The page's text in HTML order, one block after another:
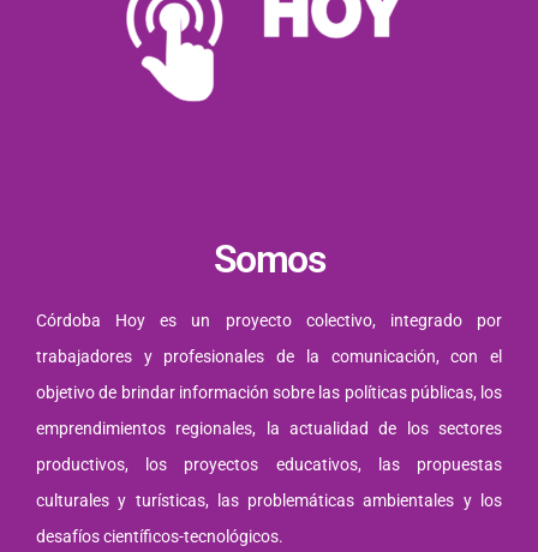
Somos
Córdoba Hoy es un proyecto colectivo, integrado por
trabajadores y profesionales de la comunicación, con el
objetivo de brindar información sobre las políticas públicas, los
emprendimientos regionales, la actualidad de los sectores
productivos, los proyectos educativos, las propuestas
culturales y turísticas, las problemáticas ambientales y los
desafíos científicos-tecnológicos.